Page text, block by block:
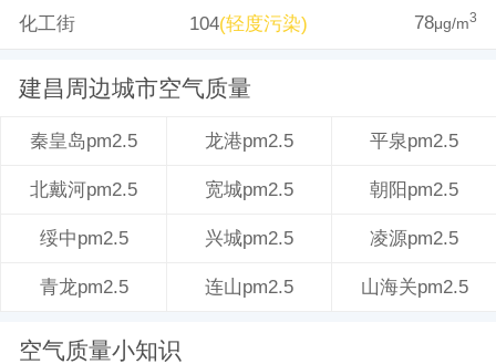
化工街 104(轻度污染) 78μg/m3
建昌周边城市空气质量
秦皇岛pm2.5 龙港pm2.5 平泉pm2.5
北戴河pm2.5 宽城pm2.5 朝阳pm2.5
绥中pm2.5 兴城pm2.5 凌源pm2.5
青龙pm2.5 连山pm2.5 山海关pm2.5
空气质量小知识